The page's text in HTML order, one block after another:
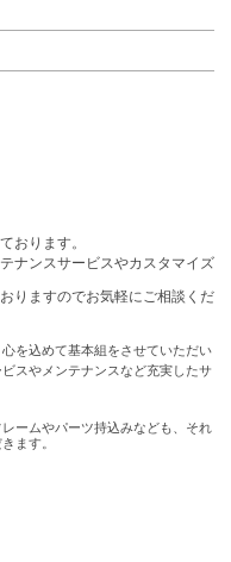
おります。
ナンスサービスやカスタマイズ
りますのでお気軽にご相談くだ
を込めて基本組をさせていただい
スやメンテナンスなど充実したサ
ームやパーツ持込みなども、それ
ます。